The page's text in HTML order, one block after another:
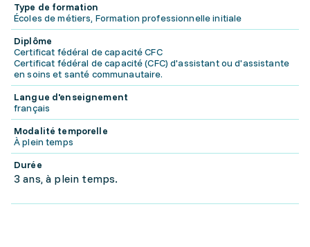
Type de formation
Écoles de métiers, Formation professionnelle initiale
Diplôme
Certificat fédéral de capacité CFC
Certificat fédéral de capacité (CFC) d'assistant ou d'assistante
en soins et santé communautaire.
Langue d'enseignement
français
Modalité temporelle
À plein temps
Durée
3 ans, à plein temps.